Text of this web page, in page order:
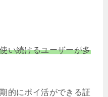
い続けるユーザーが多
的にポイ活ができる証